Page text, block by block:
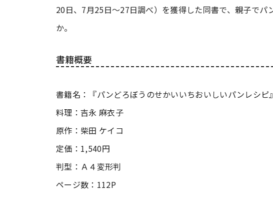
20日、7月25日～27日調べ）を獲得した同書で、親子でパ
か。
書籍概要
書籍名：『パンどろぼうのせかいいちおいしいパンレシピ』
料理：吉永 麻衣子
原作：柴田 ケイコ
定価：1,540円
判型：Ａ４変形判
ページ数：112P